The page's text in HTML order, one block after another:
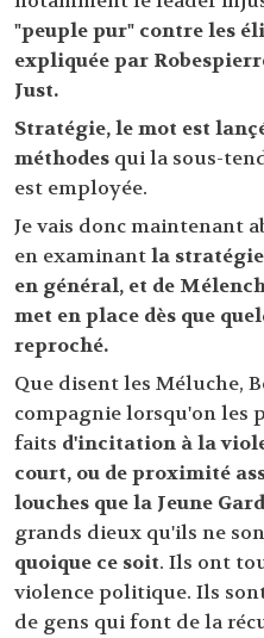
"peuple pur" contre les
expliquée par
Just.
Stratégie, le mot est
méthodes qui la sous-
est employée.
Je vais donc maintenant
en examinantla
en général, et de
met en place dès que
reproché.
Que disent les Méluche,
compagnie lorsqu'on les
faits d'incitation à la
court, ou de proximité
louches que la Jeune
grands dieux qu'ils ne
quoique ce soit. Ils ont
violence politique. Ils
de gens qui font de la